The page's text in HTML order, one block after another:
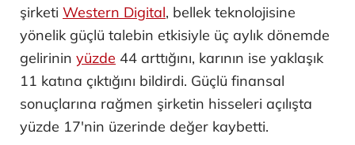
şirketi Western Digital, bellek teknolojisine
yönelik güçlü talebin etkisiyle üç aylık dönemde
gelirinin yüzde 44 arttığını, karının ise yaklaşık
11 katına çıktığını bildirdi. Güçlü finansal
sonuçlarına rağmen şirketin hisseleri açılışta
yüzde 17'nin üzerinde değer kaybetti.